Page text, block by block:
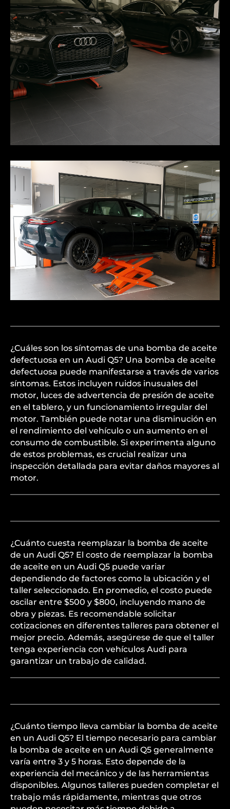
¿Cuáles son los síntomas de una bomba de aceite
defectuosa en un Audi Q5? Una bomba de aceite
defectuosa puede manifestarse a través de varios
síntomas. Estos incluyen ruidos inusuales del
motor, luces de advertencia de presión de aceite
en el tablero, y un funcionamiento irregular del
motor. También puede notar una disminución en
el rendimiento del vehículo o un aumento en el
consumo de combustible. Si experimenta alguno
de estos problemas, es crucial realizar una
inspección detallada para evitar daños mayores al
motor.
¿Cuánto cuesta reemplazar la bomba de aceite
de un Audi Q5? El costo de reemplazar la bomba
de aceite en un Audi Q5 puede variar
dependiendo de factores como la ubicación y el
taller seleccionado. En promedio, el costo puede
oscilar entre $500 y $800, incluyendo mano de
obra y piezas. Es recomendable solicitar
cotizaciones en diferentes talleres para obtener el
mejor precio. Además, asegúrese de que el taller
tenga experiencia con vehículos Audi para
garantizar un trabajo de calidad.
¿Cuánto tiempo lleva cambiar la bomba de aceite
en un Audi Q5? El tiempo necesario para cambiar
la bomba de aceite en un Audi Q5 generalmente
varía entre 3 y 5 horas. Esto depende de la
experiencia del mecánico y de las herramientas
disponibles. Algunos talleres pueden completar el
trabajo más rápidamente, mientras que otros